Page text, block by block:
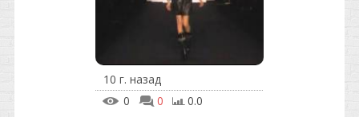
10 г. назад
0
0 0.0